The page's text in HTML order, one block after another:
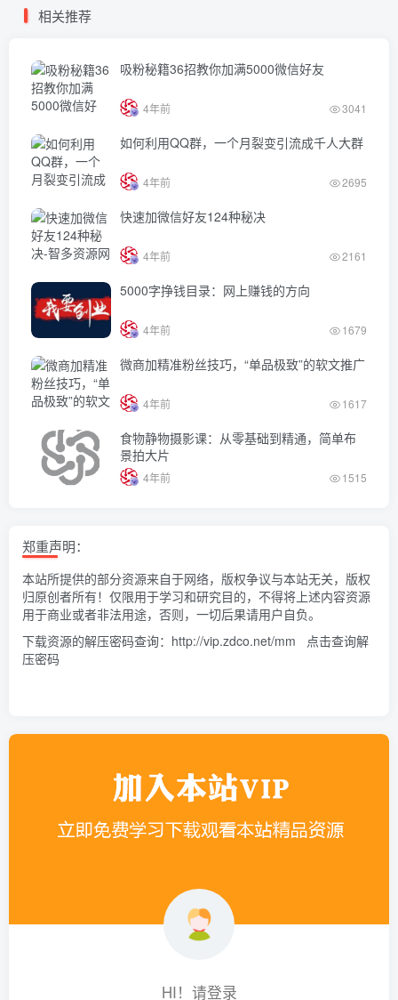
相关推荐
吸粉秘籍36招教你加满5000微信好友
4年前 3041
如何利用QQ群，一个月裂变引流成千人大群
4年前 2695
快速加微信好友124种秘决
4年前 2161
5000字挣钱目录：网上赚钱的方向
4年前 1679
微商加精准粉丝技巧，“单品极致”的软文推广
4年前 1617
食物静物摄影课：从零基础到精通，简单布
景拍大片
4年前 1515
郑重声明：
本站所提供的部分资源来自于网络，版权争议与本站无关，版权
归原创者所有！仅限用于学习和研究目的，不得将上述内容资源
用于商业或者非法用途，否则，一切后果请用户自负。
下载资源的解压密码查询： http://vip.zdco.net/mm
点击查询解
压密码
HI！请登录